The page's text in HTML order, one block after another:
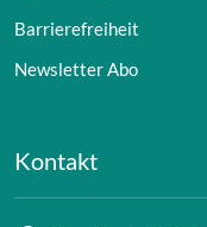
Barrierefreiheit
Newsletter Abo
Kontakt